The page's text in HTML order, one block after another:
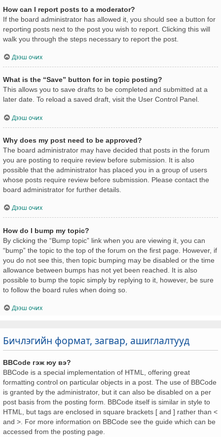
How can I report posts to a moderator?
If the board administrator has allowed it, you should see a button for
reporting posts next to the post you wish to report. Clicking this will
walk you through the steps necessary to report the post.
Дээш очих
What is the “Save” button for in topic posting?
This allows you to save drafts to be completed and submitted at a
later date. To reload a saved draft, visit the User Control Panel.
Дээш очих
Why does my post need to be approved?
The board administrator may have decided that posts in the forum
you are posting to require review before submission. It is also
possible that the administrator has placed you in a group of users
whose posts require review before submission. Please contact the
board administrator for further details.
Дээш очих
How do I bump my topic?
By clicking the “Bump topic” link when you are viewing it, you can
“bump” the topic to the top of the forum on the first page. However, if
you do not see this, then topic bumping may be disabled or the time
allowance between bumps has not yet been reached. It is also
possible to bump the topic simply by replying to it, however, be sure
to follow the board rules when doing so.
Дээш очих
Бичлэгийн формат, загвар, ашиглалтууд
BBCode гэж юу вэ?
BBCode is a special implementation of HTML, offering great
formatting control on particular objects in a post. The use of BBCode
is granted by the administrator, but it can also be disabled on a per
post basis from the posting form. BBCode itself is similar in style to
HTML, but tags are enclosed in square brackets [ and ] rather than <
and >. For more information on BBCode see the guide which can be
accessed from the posting page.